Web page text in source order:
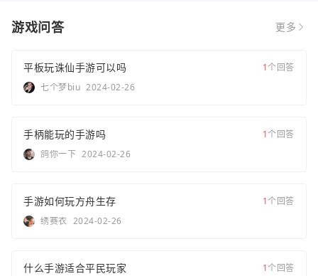
游戏问答 更多
平板玩诛仙手游可以吗 1个回答
七个梦biu 2024-02-26
手柄能玩的手游吗 1个回答
鸽你一下 2024-02-26
手游如何玩方舟生存 1个回答
绣赛衣 2024-02-26
什么手游适合平民玩家 1个回答